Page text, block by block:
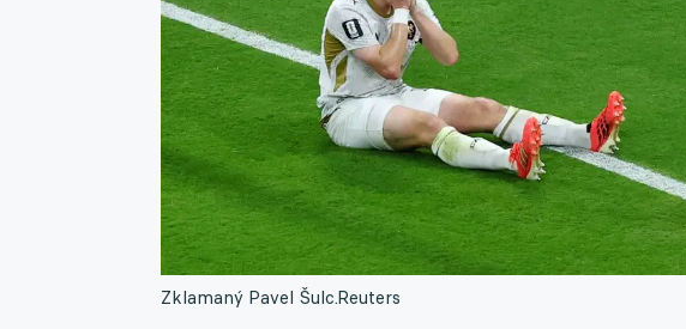
Zklamaný Pavel Šulc.Reuters